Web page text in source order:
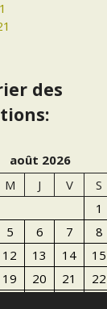
des
août 2026
M J V S
1
5 6 7 8
12 13 14 15
19 20 21 22